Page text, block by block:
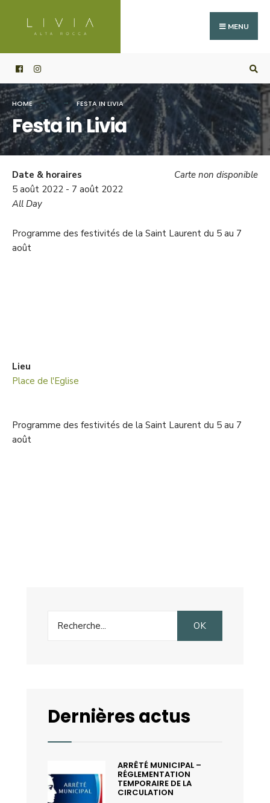
MENU
HOME FESTA IN LIVIA
Festa in Livia
Carte non disponible
Date & horaires
5 août 2022 - 7 août 2022
All Day
Programme des festivités de la Saint Laurent du 5 au 7
août
Lieu
Place de l'Eglise
Programme des festivités de la Saint Laurent du 5 au 7
août
for:
OK
Dernières actus
ARRÊTÉ MUNICIPAL –
RÉGLEMENTATION
TEMPORAIRE DE LA
CIRCULATION
for: